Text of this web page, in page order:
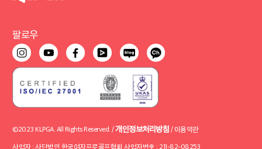
팔로우
©2023 KLPGA. All Rights Reserved. /개인정보처리방침 / 이용약관
사업자 : 사단법인 한국여자프로골프협회 사업자번호 : 211-82-08253